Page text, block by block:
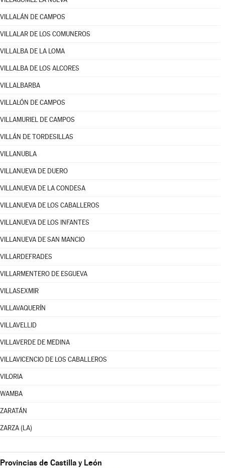
VILLALÁN DE CAMPOS
VILLALAR DE LOS COMUNEROS
VILLALBA DE LA LOMA
VILLALBA DE LOS ALCORES
VILLALBARBA
VILLALÓN DE CAMPOS
VILLAMURIEL DE CAMPOS
VILLÁN DE TORDESILLAS
VILLANUBLA
VILLANUEVA DE DUERO
VILLANUEVA DE LA CONDESA
VILLANUEVA DE LOS CABALLEROS
VILLANUEVA DE LOS INFANTES
VILLANUEVA DE SAN MANCIO
VILLARDEFRADES
VILLARMENTERO DE ESGUEVA
VILLASEXMIR
VILLAVAQUERÍN
VILLAVELLID
VILLAVERDE DE MEDINA
VILLAVICENCIO DE LOS CABALLEROS
VILORIA
WAMBA
ZARATÁN
ZARZA (LA)
Provincias de Castilla y León